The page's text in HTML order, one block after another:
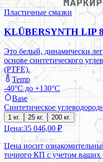
Пластичные смазки
KLÜBERSYNTH LIP
Это белый, динамически
основе синтетического
(PTFE).
Temp
-40°C до +130°C
Base
Синтетическое
1 кг. 25 кг. 200 кг.
Цена:35 046,00 ₽
Цена носит
точного КП с учетом ваших